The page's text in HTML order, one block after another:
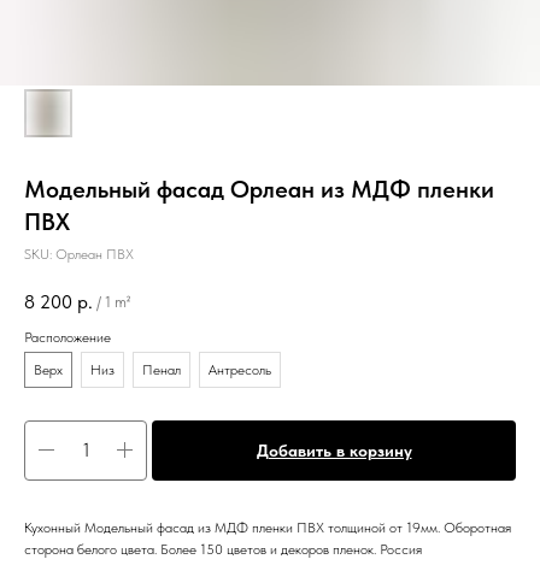
Модельный фасад Орлеан из МДФ пленки
ПВХ
SKU: Орлеан ПВХ
8 200 р. / 1 m²
Расположение
Верх
Низ Пенал Антресоль
Добавить в корзину
Кухонный Модельный фасад из МДФ пленки ПВХ толщиной от 19мм. Оборотная
сторона белого цвета. Более 150 цветов и декоров пленок. Россия